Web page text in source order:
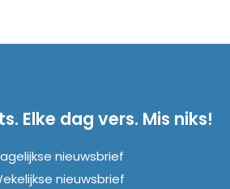
Elke dag vers. Mis niks!
nieuwsbrief
nieuwsbrief